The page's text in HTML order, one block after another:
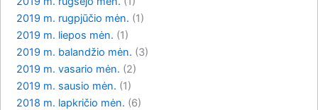
2019 m. rugpjūčio mėn. (1)
2019 m. liepos mėn. (1)
2019 m. balandžio mėn. (3)
2019 m. vasario mėn. (2)
2019 m. sausio mėn. (1)
2018 m. lapkričio mėn. (6)